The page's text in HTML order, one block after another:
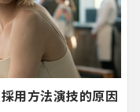
用方法演技的原因